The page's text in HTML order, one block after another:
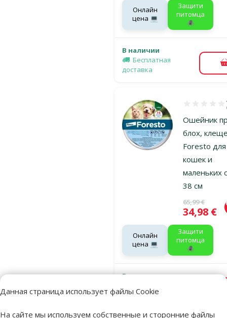
Данная страница использует файлы Cookie
На сайте мы используем собственные и сторонние файлы
Онлайн
цена 💻
Защити
питомца
🕷️
В наличии
Бесплатная
доставка
Ошейник
блох,
Foresto для
кошек и
маленьких
38 см
Оценка
Исходная
65,99 €
Цена
34,98 €
Онлайн
цена 💻
Защити
питомца
🕷️
В наличии
доставка